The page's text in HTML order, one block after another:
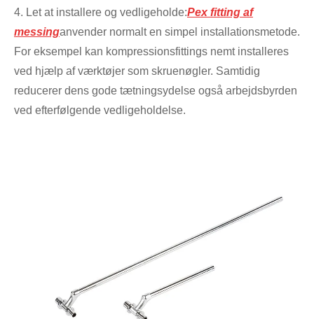
4. Let at installere og vedligeholde:Pex fitting af
messinganvender normalt en simpel installationsmetode.
For eksempel kan kompressionsfittings nemt installeres
ved hjælp af værktøjer som skruenøgler. Samtidig
reducerer dens gode tætningsydelse også arbejdsbyrden
ved efterfølgende vedligeholdelse.